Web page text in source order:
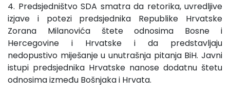
4. Predsjedništvo SDA smatra da retorika, uvredljive
izjave i potezi predsjednika Republike Hrvatske
Zorana Milanovića štete odnosima Bosne i
Hercegovine i Hrvatske i da predstavljaju
nedopustivo miješanje u unutrašnja pitanja BiH. Javni
istupi predsjednika Hrvatske nanose dodatnu štetu
odnosima između Bošnjaka i Hrvata.